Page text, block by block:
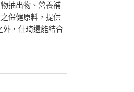
抽出物、營養補
保健原料，提供
外，仕琦還能結合